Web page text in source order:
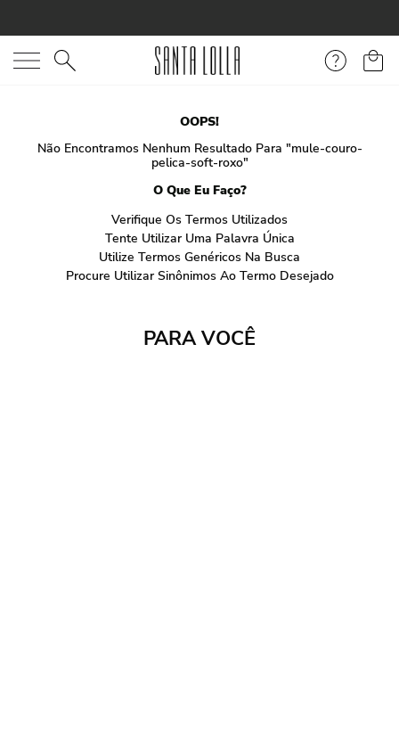
O que você está procurando?
OOPS!
Não Encontramos Nenhum Resultado Para "mule-couro-
pelica-soft-roxo"
O Que Eu Faço?
Verifique Os Termos Utilizados
Tente Utilizar Uma Palavra Única
Utilize Termos Genéricos Na Busca
Procure Utilizar Sinônimos Ao Termo Desejado
PARA VOCÊ